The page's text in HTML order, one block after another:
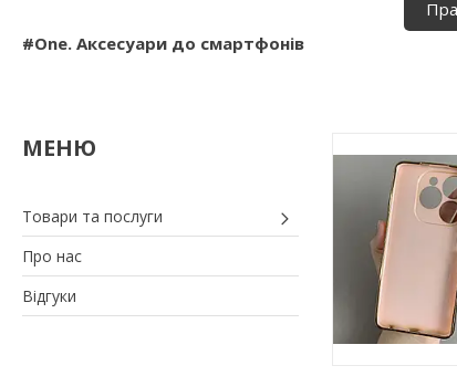
#One. Аксесуари до смартфонів
Товари та послуги
Про нас
Відгуки